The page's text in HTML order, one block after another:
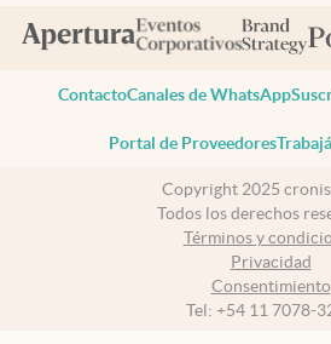
ContactoCanales de WhatsApp
Portal de Proveedores
Copyright 2025
Todos los derechos
Términos y
Privacidad
Consentimiento
Tel: +54 11 7078-